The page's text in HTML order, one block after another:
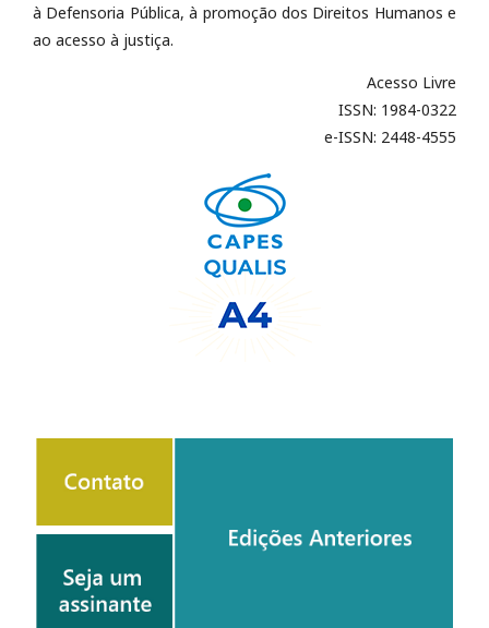
à Defensoria Pública, à promoção dos Direitos Humanos e
ao acesso à justiça.
Acesso Livre
ISSN: 1984-0322
e-ISSN: 2448-4555